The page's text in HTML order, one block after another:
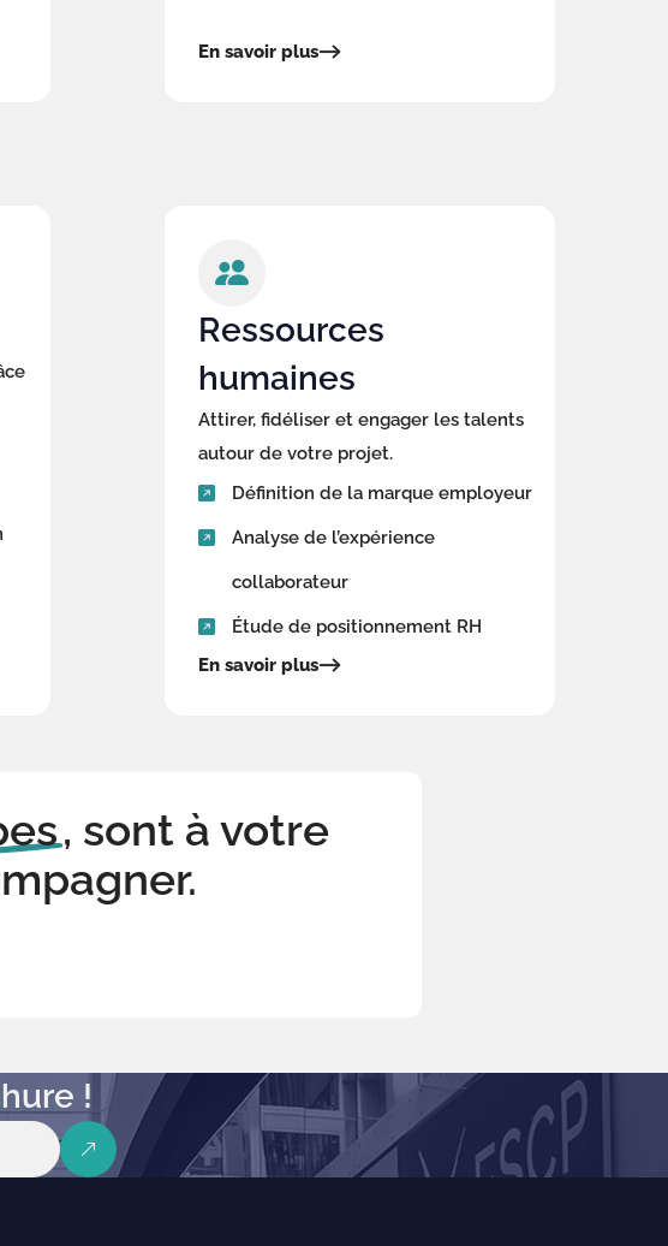
En savoir plus
Ressources
humaines
Attirer, fidéliser et engager les talents
autour de votre projet.
Définition de la marque employeur
Analyse de l’expérience
collaborateur
Étude de positionnement RH
En savoir plus
, sont à votre
!